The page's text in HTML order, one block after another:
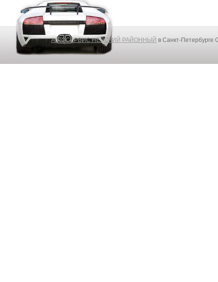
АВТОСЕРВИС НЕВСКИЙ РАЙОННЫЙ в Санкт-Петербурге